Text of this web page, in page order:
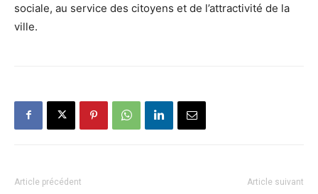
sociale, au service des citoyens et de l’attractivité de la
ville.
Article précédent Article suivant